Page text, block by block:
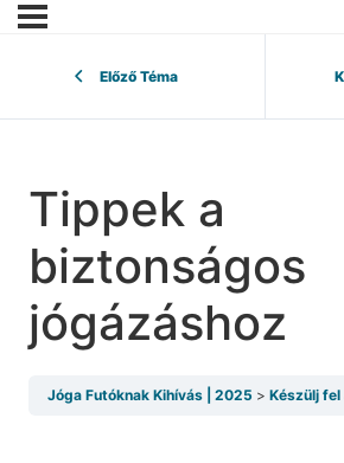
Előző Téma
Tippek a
biztonságos
jógázáshoz
Jóga Futóknak Kihívás | 2025 Készülj